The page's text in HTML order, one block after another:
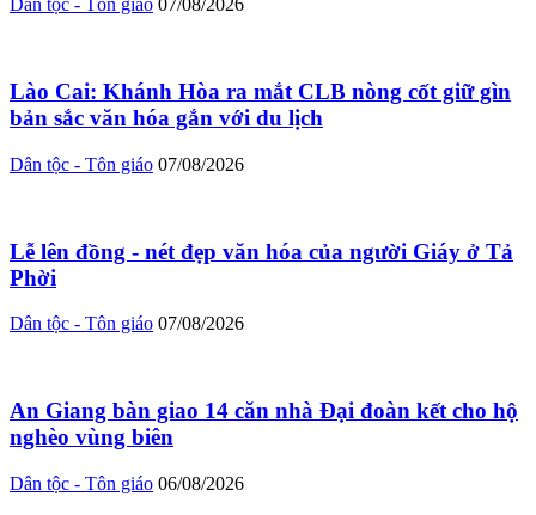
Dân tộc - Tôn giáo 07/08/2026
Lào Cai: Khánh Hòa ra mắt CLB nòng cốt giữ gìn
bản sắc văn hóa gắn với du lịch
Dân tộc - Tôn giáo 07/08/2026
Lễ lên đồng - nét đẹp văn hóa của người Giáy ở Tả
Phời
Dân tộc - Tôn giáo 07/08/2026
An Giang bàn giao 14 căn nhà Đại đoàn kết cho hộ
nghèo vùng biên
Dân tộc - Tôn giáo 06/08/2026